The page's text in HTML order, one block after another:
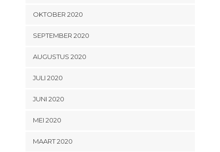
OKTOBER 2020
SEPTEMBER 2020
AUGUSTUS 2020
JULI 2020
JUNI 2020
MEI 2020
MAART 2020